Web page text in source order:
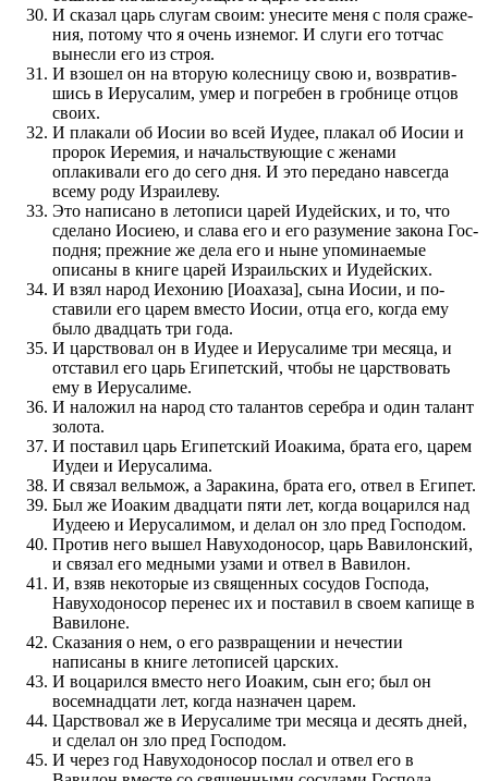
И сказал царь слугам сво­им: унесите меня с по­ля сраже­
ния, по­тому что я очень изнемог. И слуги его тотчас
вынесли его из строя.
И взошел он на вторую колесницу свою и, воз­вратив­
шись в Иерусалим, умер и по­гребен в гробнице отцов
сво­их.
И плакали об Иосии во всей Иудее, плакал об Иосии и
про­рок Иеремия, и началь­ству­ю­щие с женами
оплакивали его до сего дня. И это перед­ано навсегда
всему роду Израилеву.
Это написано в летописи царей Иудейских, и то, что
сделано Иосиею, и слава его и его ра­зу­ме­ние закона Го­с­
по­дня; пре­жние же дела его и ныне упоминаемые
описаны в книге царей Израиль­ских и Иудейских.
И взял народ Иехонию [Иоахаза], сына Иосии, и по­
ставили его царем вместо Иосии, отца его, когда ему
было двадцать три года.
И цар­с­т­во­вал он в Иудее и Иерусалиме три месяца, и
отставил его царь Египетский, чтобы не цар­с­т­во­­вать
ему в Иерусалиме.
И наложил на народ сто талантов серебра и один талант
золота.
И по­ставил царь Египетский Иоакима, брата его, царем
Иудеи и Иерусалима.
И связал вельмож, а Заракина, брата его, отвел в Египет.
Был же Иоаким двадцати пяти лет, когда воцарил­ся над
Иудеею и Иерусалимом, и делал он зло пред Го­с­по­дом.
Против него вышел Навуходоносор, царь Вавилонский,
и связал его медными узами и отвел в Вавилон.
И, взяв некоторые из священ­ных сосудов Го­с­по­да,
Навуходоносор пере­нес их и по­ставил в своем капище в
Вавилоне.
Ска­за­ния о нем, о его раз­враще­нии и нечестии
написаны в книге летописей царских.
И воцарил­ся вместо него Иоаким, сын его; был он
восемнадцати лет, когда назначен царем.
Цар­с­т­во­вал же в Иерусалиме три месяца и десять дней,
и сделал он зло пред Го­с­по­дом.
И через год Навуходоносор по­слал и отвел его в